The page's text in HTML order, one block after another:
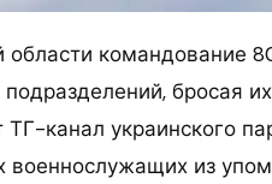
области командование
подразделений, бросая
канал украинского
военнослужащих из